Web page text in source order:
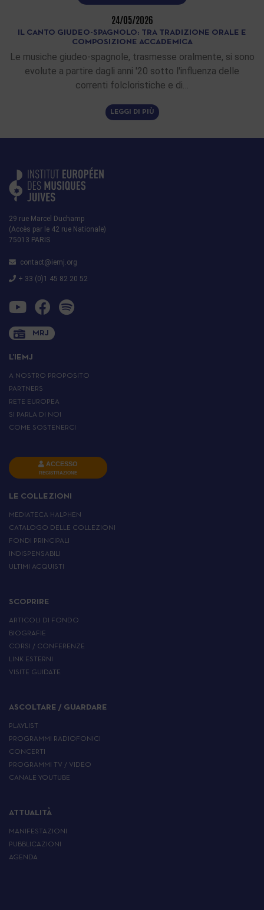
24/05/2026
IL CANTO GIUDEO-SPAGNOLO: TRA TRADIZIONE ORALE E
COMPOSIZIONE ACCADEMICA
Le musiche giudeo-spagnole, trasmesse oralmente, si sono
evolute a partire dagli anni '20 sotto l'influenza delle
correnti folcloristiche e di…
LEGGI DI PIÙ
29 rue Marcel Duchamp
(Accès par le 42 rue Nationale)
75013 PARIS
contact@iemj.org
+ 33 (0)1 45 82 20 52
MRJ
L’IEMJ
A NOSTRO PROPOSITO
PARTNERS
RETE EUROPEA
SI PARLA DI NOI
COME SOSTENERCI
ACCESSO
REGISTRAZIONE
LE COLLEZIONI
MEDIATECA HALPHEN
CATALOGO DELLE COLLEZIONI
FONDI PRINCIPALI
INDISPENSABILI
ULTIMI ACQUISTI
SCOPRIRE
ARTICOLI DI FONDO
BIOGRAFIE
CORSI / CONFERENZE
LINK ESTERNI
VISITE GUIDATE
ASCOLTARE / GUARDARE
PLAYLIST
PROGRAMMI RADIOFONICI
CONCERTI
PROGRAMMI TV / VIDEO
CANALE YOUTUBE
ATTUALITÀ
MANIFESTAZIONI
PUBBLICAZIONI
AGENDA